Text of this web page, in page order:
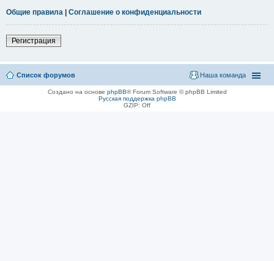
Общие правила | Соглашение о конфиденциальности
Регистрация
Список форумов Наша команда
Создано на основе phpBB® Forum Software © phpBB Limited
Русская поддержка phpBB
GZIP: Off